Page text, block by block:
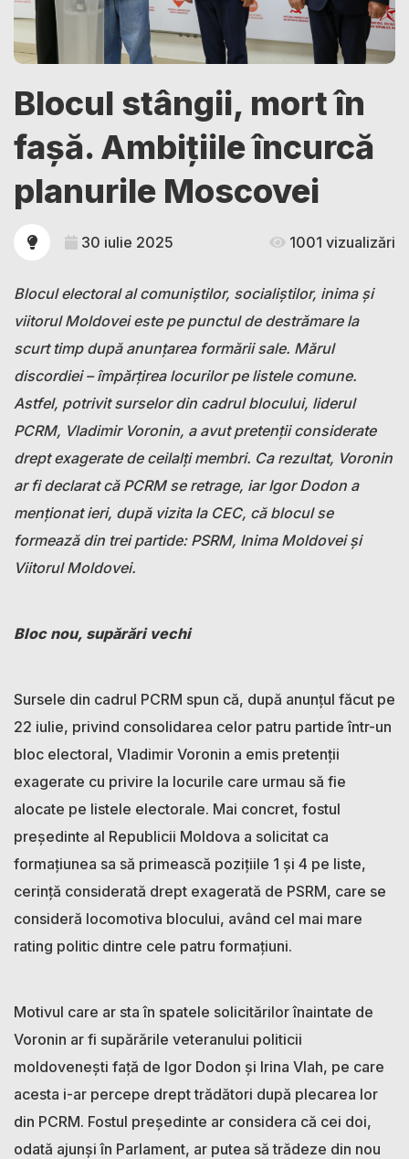
Blocul stângii, mort în
fașă. Ambițiile încurcă
planurile Moscovei
30 iulie 2025 1001 vizualizări
Blocul electoral al comuniștilor, socialiștilor, inima și
viitorul Moldovei este pe punctul de destrămare la
scurt timp după anunțarea formării sale. Mărul
discordiei – împărțirea locurilor pe listele comune.
Astfel, potrivit surselor din cadrul blocului, liderul
PCRM, Vladimir Voronin, a avut pretenții considerate
drept exagerate de ceilalți membri. Ca rezultat, Voronin
ar fi declarat că PCRM se retrage, iar Igor Dodon a
menționat ieri, după vizita la CEC, că blocul se
formează din trei partide: PSRM, Inima Moldovei și
Viitorul Moldovei.
Bloc nou, supărări vechi
Sursele din cadrul PCRM spun că, după anunțul făcut pe
22 iulie, privind consolidarea celor patru partide într-un
bloc electoral, Vladimir Voronin a emis pretenții
exagerate cu privire la locurile care urmau să fie
alocate pe listele electorale. Mai concret, fostul
președinte al Republicii Moldova a solicitat ca
formațiunea sa să primească pozițiile 1 și 4 pe liste,
cerință considerată drept exagerată de PSRM, care se
consideră locomotiva blocului, având cel mai mare
rating politic dintre cele patru formațiuni.
Motivul care ar sta în spatele solicitărilor înaintate de
Voronin ar fi supărările veteranului politicii
moldovenești față de Igor Dodon și Irina Vlah, pe care
acesta i-ar percepe drept trădători după plecarea lor
din PCRM. Fostul președinte ar considera că cei doi,
odată ajunși în Parlament, ar putea să trădeze din nou